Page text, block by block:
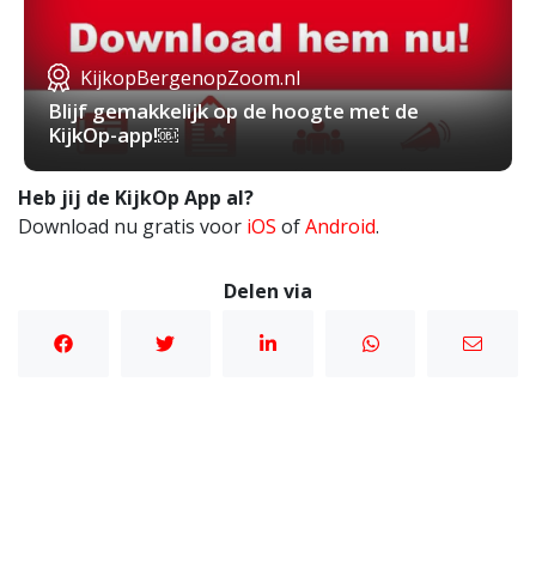
KijkopBergenopZoom.nl
Blijf gemakkelijk op de hoogte met de
KijkOp-app!￼
Heb jij de KijkOp App al?
Download nu gratis voor iOS ofAndroid.
Delen via